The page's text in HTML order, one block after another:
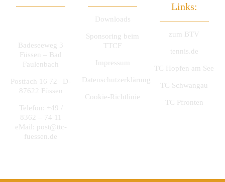
Badeseeweg 3
Füssen – Bad
Faulenbach
Postfach 16 72 | D-
87622 Füssen
Telefon: +49 /
8362 – 74 11
eMail: post@ttc-
fuessen.de
Downloads
Sponsoring beim
TTCF
Impressum
Datenschutzerklärung
Cookie-Richtlinie
Links:
zum BTV
tennis.de
TC Hopfen am See
TC Schwangau
TC Pfronten